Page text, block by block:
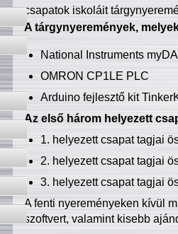
csapatok iskoláit
A tárgynyeremények,
National Instruments
OMRON CP1LE PLC
Arduino fejlesztő kit
Az első három helyezett
1. helyezett csapat tagjai
2. helyezett csapat tagjai
3. helyezett csapat tagjai
A fenti nyereményeken kívül
szoftvert, valamint kisebb